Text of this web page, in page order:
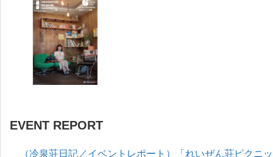
EVENT REPORT
（冷泉荘日記／イベントレポート）「れいぜん荘ピクニ